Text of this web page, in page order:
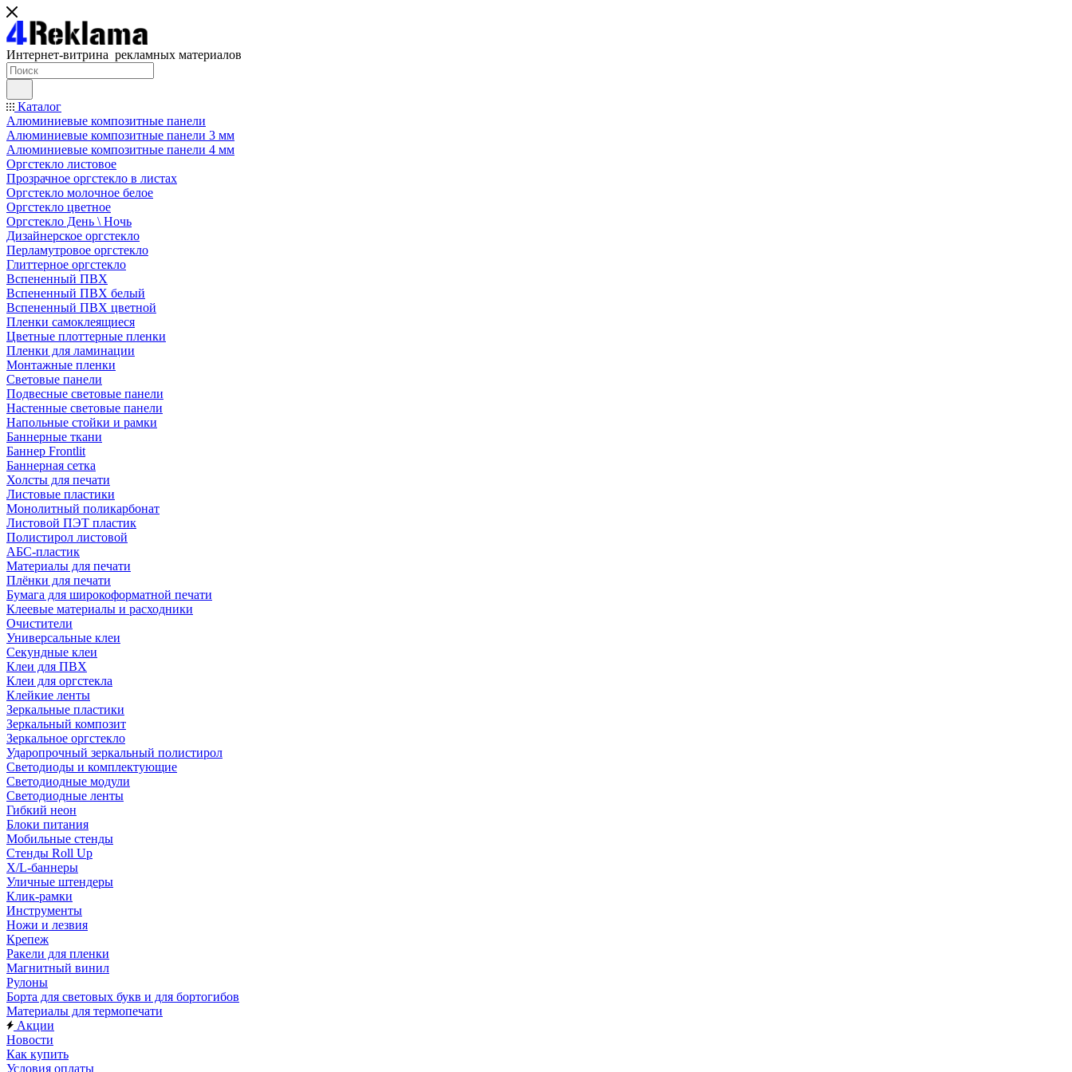
Интернет-витрина рекламных материалов
Каталог
Алюминиевые композитные панели
Алюминиевые композитные панели 3 мм
Алюминиевые композитные панели 4 мм
Оргстекло листовое
Прозрачное оргстекло в листах
Оргстекло молочное белое
Оргстекло цветное
Оргстекло День \ Ночь
Дизайнерское оргстекло
Перламутровое оргстекло
Глиттерное оргстекло
Вспененный ПВХ
Вспененный ПВХ белый
Вспененный ПВХ цветной
Пленки самоклеящиеся
Цветные плоттерные пленки
Пленки для ламинации
Монтажные пленки
Световые панели
Подвесные световые панели
Настенные световые панели
Напольные стойки и рамки
Баннерные ткани
Баннер Frontlit
Баннерная сетка
Холсты для печати
Листовые пластики
Монолитный поликарбонат
Листовой ПЭТ пластик
Полистирол листовой
АБС-пластик
Материалы для печати
Плёнки для печати
Бумага для широкоформатной печати
Клеевые материалы и расходники
Очистители
Универсальные клеи
Секундные клеи
Клеи для ПВХ
Клеи для оргстекла
Клейкие ленты
Зеркальные пластики
Зеркальный композит
Зеркальное оргстекло
Ударопрочный зеркальный полистирол
Светодиоды и комплектующие
Светодиодные модули
Светодиодные ленты
Гибкий неон
Блоки питания
Мобильные стенды
Стенды Roll Up
X/L-баннеры
Уличные штендеры
Клик-рамки
Инструменты
Ножи и лезвия
Крепеж
Ракели для пленки
Магнитный винил
Рулоны
Борта для световых букв и для бортогибов
Материалы для термопечати
Акции
Новости
Как купить
Условия оплаты